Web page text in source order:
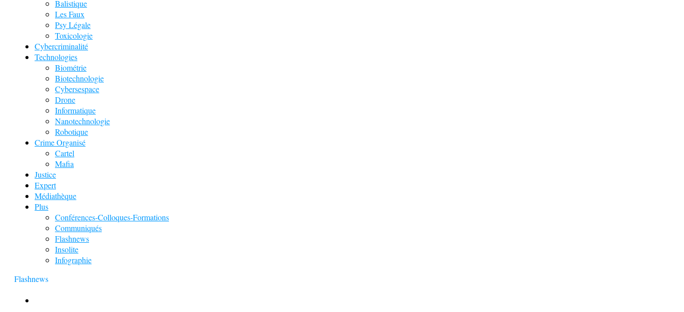
Balistique
Les Faux
Psy Légale
Toxicologie
Cybercriminalité
Technologies
Biométrie
Biotechnologie
Cybersespace
Drone
Informatique
Nanotechnologie
Robotique
Crime Organisé
Cartel
Mafia
Justice
Expert
Médiathèque
Plus
Conférences-Colloques-Formations
Communiqués
Flashnews
Insolite
Infographie
Flashnews